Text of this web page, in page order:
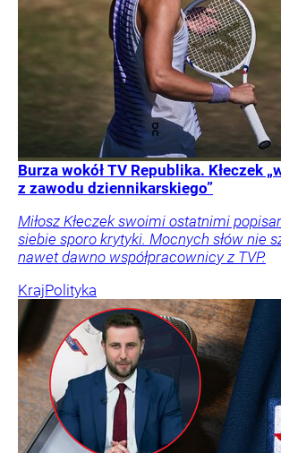
Burza wokół TV Republika. Kłeczek
z zawodu dziennikarskiego”
Miłosz Kłeczek swoimi ostatnimi
siebie sporo krytyki. Mocnych słów nie
nawet dawno współpracownicy z TVP.
KrajPolityka